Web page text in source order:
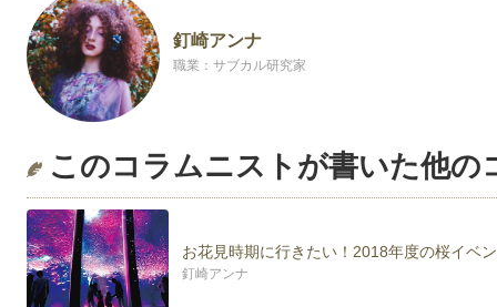
釘崎アンナ
職業：サブカル研究家
このコラムニストが書いた他の
お花見時期に行きたい！2018年度の桜イベ
釘崎アンナ